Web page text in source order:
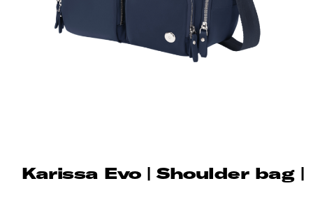
Karissa Evo | Shoulder bag |